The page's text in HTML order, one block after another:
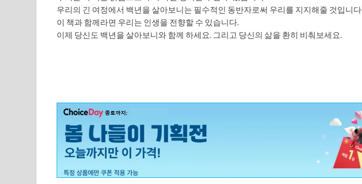
우리의 긴 여정에서 백년을 살아보니는 필수적인 동반자로써 우리를 지지해줄 것입니다.
이 책과 함께라면 우리는 인생을 전향할 수 있습니다.
이제 당신도 백년을 살아보니와 함께 하세요. 그리고 당신의 삶을 환히 비춰보세요.